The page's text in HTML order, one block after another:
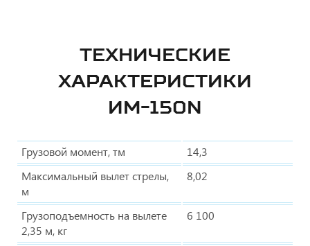
ТЕХНИЧЕСКИЕ
ХАРАКТЕРИСТИКИ
ИМ-150N
Грузовой момент, тм
14,3
Максимальный вылет стрелы,
м
8,02
Грузоподъемность на вылете
2,35 м, кг
6 100